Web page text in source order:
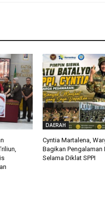
DAERAH
Cyntia Martalena,
Bagikan Pengalaman
Selama Diklat SPPI